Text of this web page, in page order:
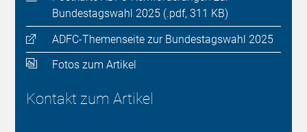
Bundestagswahl 2025 (.pdf, 311 KB)
ADFC-Themenseite zur Bundestagswahl 2025
Fotos zum Artikel
Kontakt zum Artikel